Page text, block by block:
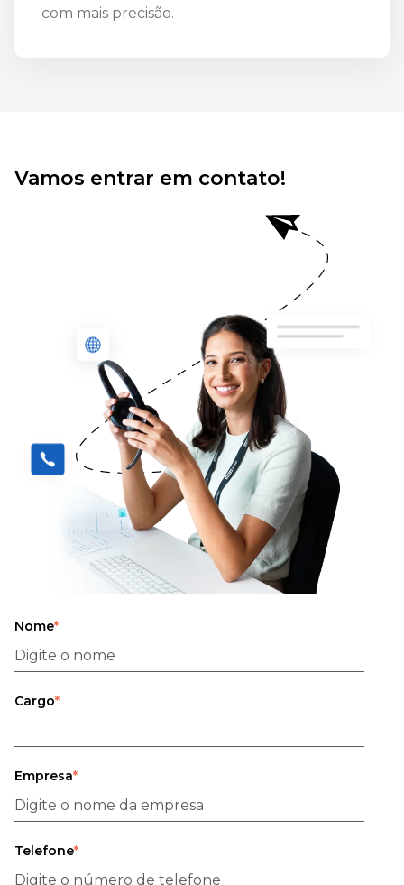
com mais precisão.
Vamos entrar em contato!
Nome*
Cargo*
Empresa*
Telefone*